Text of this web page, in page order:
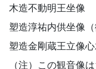
木造不動明王坐像
塑造淳祐内供坐像（
塑造金剛蔵王立像
（注）この観音像